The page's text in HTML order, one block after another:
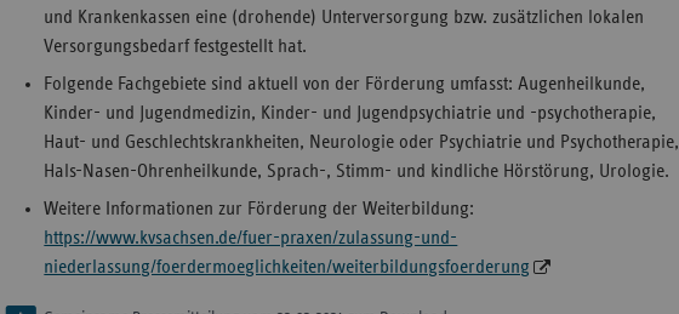
und Krankenkassen eine (drohende) Unterversorgung bzw. zusätzlichen lokalen
Versorgungsbedarf festgestellt hat.
Folgende Fachgebiete sind aktuell von der Förderung umfasst: Augenheilkunde,
Kinder- und Jugendmedizin, Kinder- und Jugendpsychiatrie und -psychotherapie,
Haut- und Geschlechtskrankheiten, Neurologie oder Psychiatrie und Psychotherapie,
Hals-Nasen-Ohrenheilkunde, Sprach-, Stimm- und kindliche Hörstörung, Urologie.
Weitere Informationen zur Förderung der Weiterbildung:
https://www.kvsachsen.de/fuer-praxen/zulassung-und-
niederlassung/foerdermoeglichkeiten/weiterbildungsfoerderung